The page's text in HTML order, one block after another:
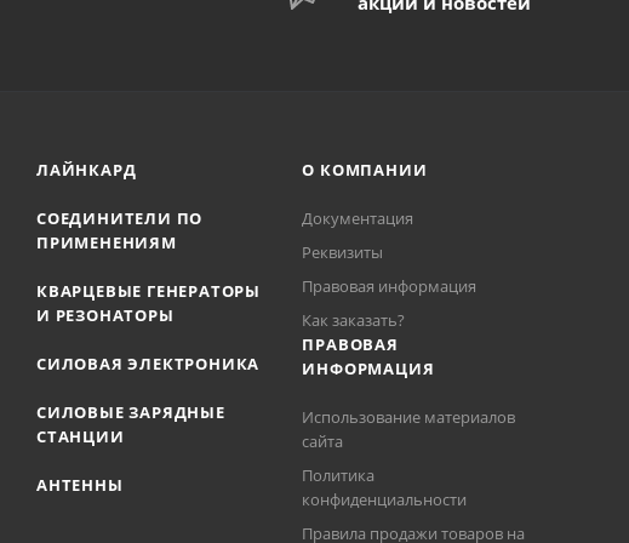
ЛАЙНКАРД
СОЕДИНИТЕЛИ ПО
ПРИМЕНЕНИЯМ
КВАРЦЕВЫЕ ГЕНЕРАТОРЫ
И РЕЗОНАТОРЫ
СИЛОВАЯ ЭЛЕКТРОНИКА
СИЛОВЫЕ ЗАРЯДНЫЕ
СТАНЦИИ
АНТЕННЫ
О КОМПАНИИ
Документация
Реквизиты
Правовая информация
Как заказать?
ПРАВОВАЯ
ИНФОРМАЦИЯ
Использование материалов
сайта
Политика
конфиденциальности
Правила продажи товаров на